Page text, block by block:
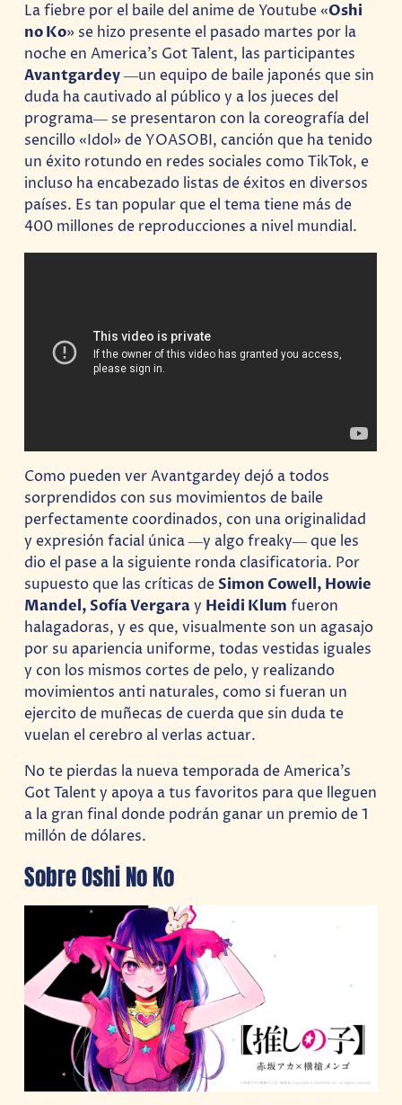
La fiebre por el baile del anime de Youtube «Oshi
no Ko» se hizo presente el pasado martes por la
noche en America’s Got Talent, las participantes
Avantgardey―un equipo de baile japonés que sin
duda ha cautivado al público y a los jueces del
programa― se presentaron con la coreografía del
sencillo «Idol» de YOASOBI, canción que ha tenido
un éxito rotundo en redes sociales como TikTok, e
incluso ha encabezado listas de éxitos en diversos
países. Es tan popular que el tema tiene más de
400 millones de reproducciones a nivel mundial.
Como pueden ver Avantgardey dejó a todos
sorprendidos con sus movimientos de baile
perfectamente coordinados, con una originalidad
y expresión facial única ―y algo freaky― que les
dio el pase a la siguiente ronda clasificatoria. Por
supuesto que las críticas deSimon Cowell,​ Howie
Mandel, Sofía Vergaray Heidi Klum fueron
halagadoras, y es que, visualmente son un agasajo
por su apariencia uniforme, todas vestidas iguales
y con los mismos cortes de pelo, y realizando
movimientos anti naturales, como si fueran un
ejercito de muñecas de cuerda que sin duda te
vuelan el cerebro al verlas actuar.
No te pierdas la nueva temporada de America’s
Got Talent y apoya a tus favoritos para que lleguen
a la gran final donde podrán ganar un premio de 1
millón de dólares.
Sobre Oshi No Ko